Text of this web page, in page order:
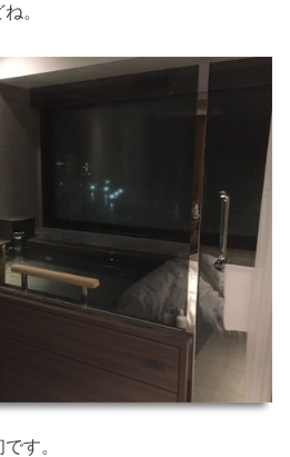
。
す。